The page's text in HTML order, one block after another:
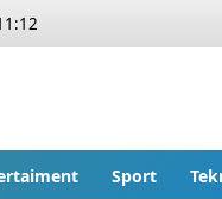
Sport